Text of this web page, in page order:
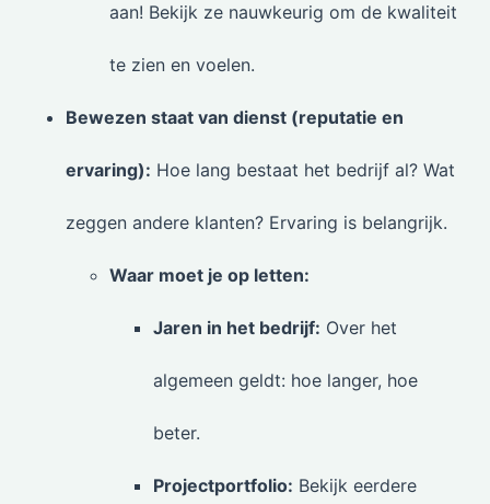
aan! Bekijk ze nauwkeurig om de kwaliteit
te zien en voelen.
Bewezen staat van dienst (reputatie en
ervaring): Hoe lang bestaat het bedrijf al? Wat
zeggen andere klanten? Ervaring is belangrijk.
Waar moet je op letten:
Jaren in het bedrijf: Over het
algemeen geldt: hoe langer, hoe
beter.
Projectportfolio: Bekijk eerdere